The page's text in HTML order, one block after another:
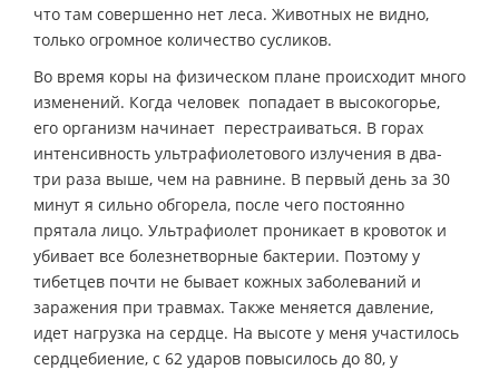
что там совершенно нет леса. Животных не видно,
только огромное количество сусликов.
Во время коры на физическом плане происходит много
изменений. Когда человек попадает в высокогорье,
его организм начинает перестраиваться. В горах
интенсивность ультрафиолетового излучения в два-
три раза выше, чем на равнине. В первый день за 30
минут я сильно обгорела, после чего постоянно
прятала лицо. Ультрафиолет проникает в кровоток и
убивает все болезнетворные бактерии. Поэтому у
тибетцев почти не бывает кожных заболеваний и
заражения при травмах. Также меняется давление,
идет нагрузка на сердце. На высоте у меня участилось
сердцебиение, с 62 ударов повысилось до 80, у